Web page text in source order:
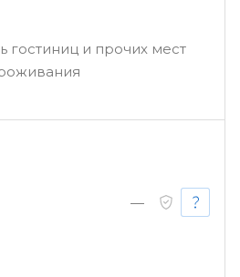
гостиниц и прочих мест
—